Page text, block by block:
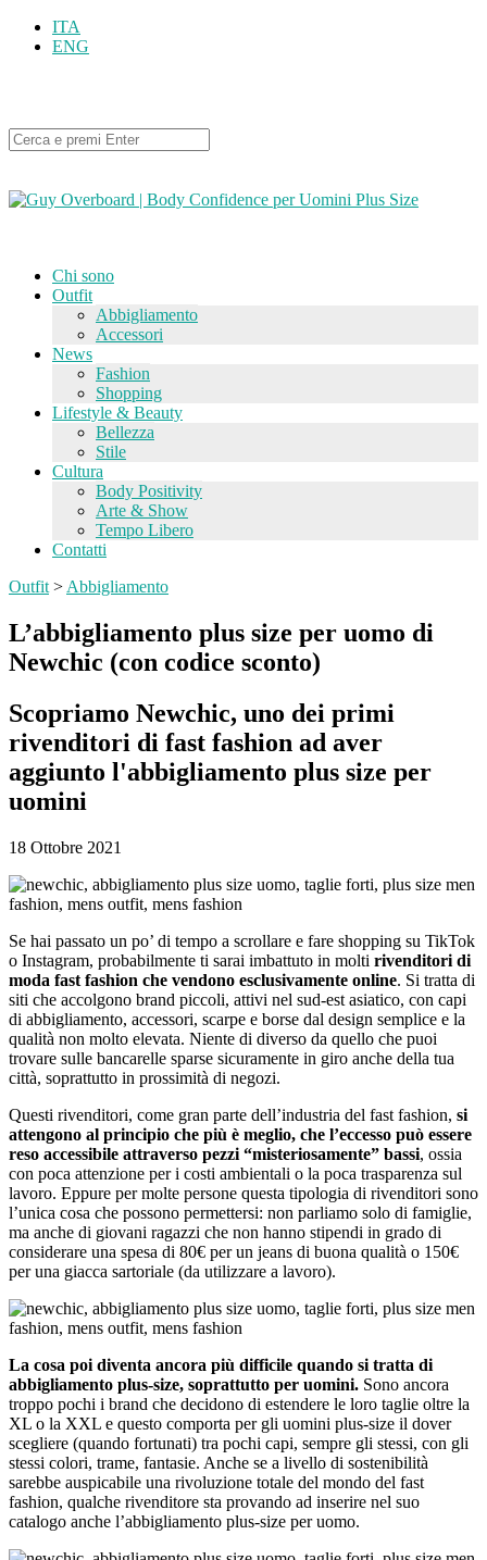
ITA
ENG
Chi sono
Outfit
Abbigliamento
Accessori
News
Fashion
Shopping
Lifestyle & Beauty
Bellezza
Stile
Cultura
Body Positivity
Arte & Show
Tempo Libero
Contatti
Outfit > Abbigliamento
L’abbigliamento plus size per uomo di
Newchic (con codice sconto)
Scopriamo Newchic, uno dei primi
rivenditori di fast fashion ad aver
aggiunto l'abbigliamento plus size per
uomini
18 Ottobre 2021
Se hai passato un po’ di tempo a scrollare e fare shopping su TikTok
o Instagram, probabilmente ti sarai imbattuto in molti rivenditori di
moda fast fashion che vendono esclusivamente online. Si tratta di
siti che accolgono brand piccoli, attivi nel sud-est asiatico, con capi
di abbigliamento, accessori, scarpe e borse dal design semplice e la
qualità non molto elevata. Niente di diverso da quello che puoi
trovare sulle bancarelle sparse sicuramente in giro anche della tua
città, soprattutto in prossimità di negozi.
Questi rivenditori, come gran parte dell’industria del fast fashion, si
attengono al principio che più è meglio, che l’eccesso può essere
reso accessibile attraverso pezzi “misteriosamente” bassi, ossia
con poca attenzione per i costi ambientali o la poca trasparenza sul
lavoro. Eppure per molte persone questa tipologia di rivenditori sono
l’unica cosa che possono permettersi: non parliamo solo di famiglie,
ma anche di giovani ragazzi che non hanno stipendi in grado di
considerare una spesa di 80€ per un jeans di buona qualità o 150€
per una giacca sartoriale (da utilizzare a lavoro).
La cosa poi diventa ancora più difficile quando si tratta di
abbigliamento plus-size, soprattutto per uomini. Sono ancora
troppo pochi i brand che decidono di estendere le loro taglie oltre la
XL o la XXL e questo comporta per gli uomini plus-size il dover
scegliere (quando fortunati) tra pochi capi, sempre gli stessi, con gli
stessi colori, trame, fantasie. Anche se a livello di sostenibilità
sarebbe auspicabile una rivoluzione totale del mondo del fast
fashion, qualche rivenditore sta provando ad inserire nel suo
catalogo anche l’abbigliamento plus-size per uomo.